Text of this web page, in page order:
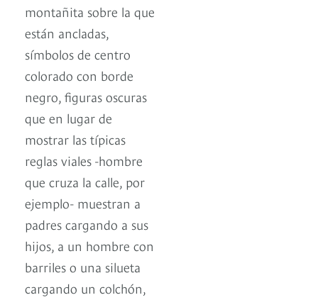
montañita sobre la que
están ancladas,
símbolos de centro
colorado con borde
negro, figuras oscuras
que en lugar de
mostrar las típicas
reglas viales -hombre
que cruza la calle, por
ejemplo- muestran a
padres cargando a sus
hijos, a un hombre con
barriles o una silueta
cargando un colchón,